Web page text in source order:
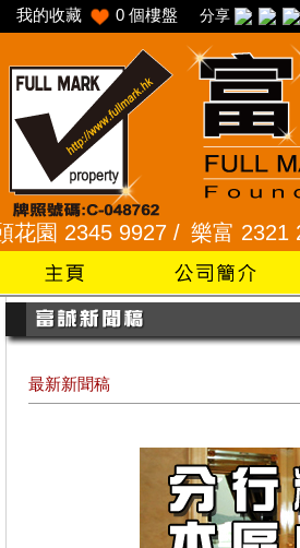
我的收藏 0 個樓盤 分享
9927 /樂富 2321 2287 /
最新新聞稿